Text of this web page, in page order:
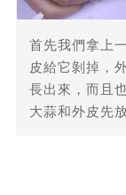
首先我們拿上
皮給它剝掉，
長出來，而且
大蒜和外皮先